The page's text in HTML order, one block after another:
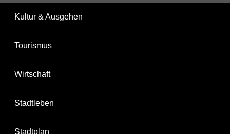
Kultur & Ausgehen
Tourismus
Wirtschaft
Stadtleben
Stadtplan